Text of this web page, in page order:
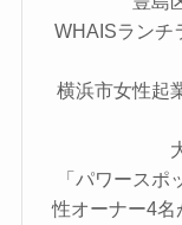
WHAISランチ
横浜市女性起
「パワース
性オーナー4